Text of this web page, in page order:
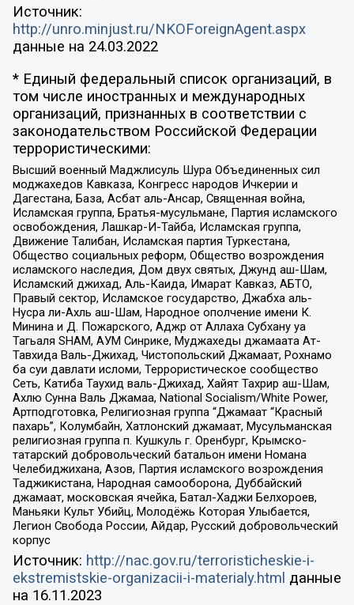
Источник:
http://unro.minjust.ru/NKOForeignAgent.aspx
данные на 24.03.2022
* Единый федеральный список организаций, в
том числе иностранных и международных
организаций, признанных в соответствии с
законодательством Российской Федерации
террористическими:
Высший военный Маджлисуль Шура Объединенных сил
моджахедов Кавказа, Конгресс народов Ичкерии и
Дагестана, База, Асбат аль-Ансар, Священная война,
Исламская группа, Братья-мусульмане, Партия исламского
освобождения, Лашкар-И-Тайба, Исламская группа,
Движение Талибан, Исламская партия Туркестана,
Общество социальных реформ, Общество возрождения
исламского наследия, Дом двух святых, Джунд аш-Шам,
Исламский джихад, Аль-Каида, Имарат Кавказ, АБТО,
Правый сектор, Исламское государство, Джабха аль-
Нусра ли-Ахль аш-Шам, Народное ополчение имени К.
Минина и Д. Пожарского, Аджр от Аллаха Субхану уа
Тагьаля SHAM, АУМ Синрике, Муджахеды джамаата Ат-
Тавхида Валь-Джихад, Чистопольский Джамаат, Рохнамо
ба суи давлати исломи, Террористическое сообщество
Сеть, Катиба Таухид валь-Джихад, Хайят Тахрир аш-Шам,
Ахлю Сунна Валь Джамаа, National Socialism/White Power,
Артподготовка, Религиозная группа “Джамаат “Красный
пахарь”, Колумбайн, Хатлонский джамаат, Мусульманская
религиозная группа п. Кушкуль г. Оренбург, Крымско-
татарский добровольческий батальон имени Номана
Челебиджихана, Азов, Партия исламского возрождения
Таджикистана, Народная самооборона, Дуббайский
джамаат, московская ячейка, Батал-Хаджи Белхороев,
Маньяки Культ Убийц, Молодёжь Которая Улыбается,
Легион Свобода России, Айдар, Русский добровольческий
корпус
Источник: http://nac.gov.ru/terroristicheskie-i-
ekstremistskie-organizacii-i-materialy.html данные
на 16.11.2023